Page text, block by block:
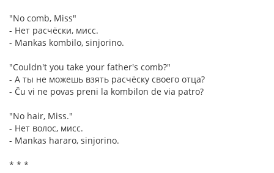
"No comb, Miss"
- Нет расчёски, мисс.
- Mankas kombilo, sinjorino.
"Couldn't you take your father's comb?"
- А ты не можешь взять расчёску своего отца?
- Ĉu vi ne povas preni la kombilon de via patro?
"No hair, Miss."
- Нет волос, мисс.
- Mankas hararo, sinjorino.
* * *